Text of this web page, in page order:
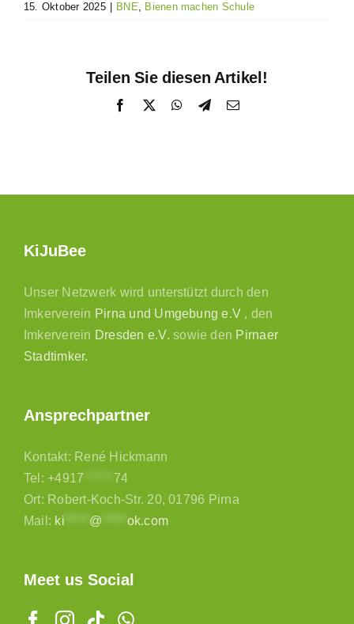
15. Oktober 2025 BNE, Bienen machen Schule
Teilen Sie diesen Artikel!
Facebook
X WhatsApp
Telegram
E-
KiJuBee
Unser Netzwerk wird unterstützt durch den
Imkerverein Pirna und Umgebung e.V , den
Imkerverein Dresden e.V. sowie den Pirnaer
Stadtimker.
Ansprechpartner
Kontakt: René Hickmann
Tel:+4917
74
Ort: Robert-Koch-Str. 20, 01796 Pirna
Mail: ki @ ok.com
Meet us Social